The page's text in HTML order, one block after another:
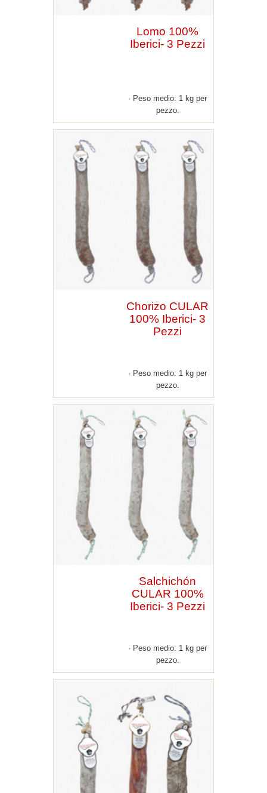
Lomo 100%
Iberici- 3 Pezzi
Peso medio: 1 kg per
pezzo.
Chorizo CULAR
100% Iberici- 3
Pezzi
Peso medio: 1 kg per
pezzo.
Salchichón
CULAR 100%
Iberici- 3 Pezzi
Peso medio: 1 kg per
pezzo.